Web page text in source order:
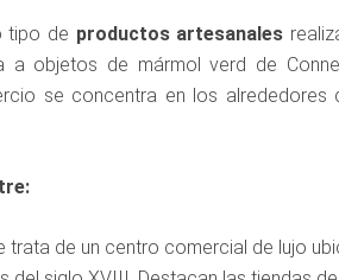
tipo de productos artesanales
a objetos de mármol verd de
se concentra en los alrededores
trata de un centro comercial de lujo